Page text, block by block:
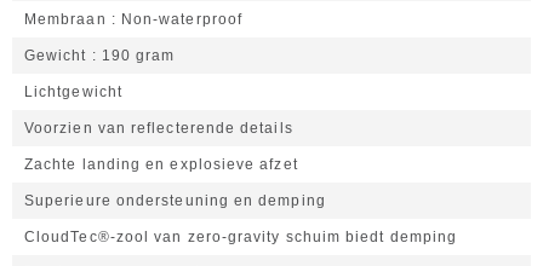
Membraan Non-waterproof
Gewicht 190 gram
Lichtgewicht
Voorzien van reflecterende details
Zachte landing en explosieve afzet
Superieure ondersteuning en demping
CloudTec®-zool van zero-gravity schuim biedt demping